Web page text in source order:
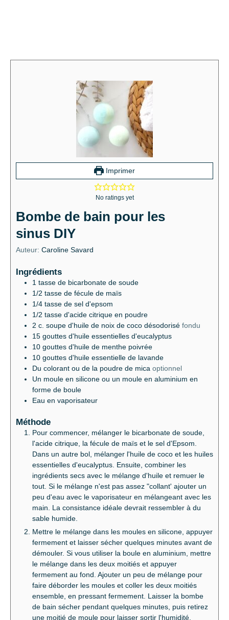
Imprimer
No ratings yet
Bombe de bain pour les
sinus DIY
Auteur: Caroline Savard
Ingrédients
1 tasse de bicarbonate de soude
1/2 tasse de fécule de maïs
1/4 tasse de sel d'epsom
1/2 tasse d'acide citrique en poudre
2 c. soupe d'huile de noix de coco désodorisé fondu
15 gouttes d'huile essentielles d'eucalyptus
10 gouttes d'huile de menthe poivrée
10 gouttes d'huile essentielle de lavande
Du colorant ou de la poudre de mica optionnel
Un moule en silicone ou un moule en aluminium en
forme de boule
Eau en vaporisateur
Méthode
Pour commencer, mélanger le bicarbonate de soude,
l'acide citrique, la fécule de maïs et le sel d'Epsom.
Dans un autre bol, mélanger l'huile de coco et les huiles
essentielles d'eucalyptus. Ensuite, combiner les
ingrédients secs avec le mélange d'huile et remuer le
tout. Si le mélange n'est pas assez "collant' ajouter un
peu d'eau avec le vaporisateur en mélangeant avec les
main. La consistance idéale devrait ressembler à du
sable humide.
Mettre le mélange dans les moules en silicone, appuyer
fermement et laisser sécher quelques minutes avant de
démouler. Si vous utiliser la boule en aluminium, mettre
le mélange dans les deux moitiés et appuyer
fermement au fond. Ajouter un peu de mélange pour
faire déborder les moules et coller les deux moitiés
ensemble, en pressant fermement. Laisser la bombe
de bain sécher pendant quelques minutes, puis retirez
une moitié de moule pour laisser sortir l'humidité.